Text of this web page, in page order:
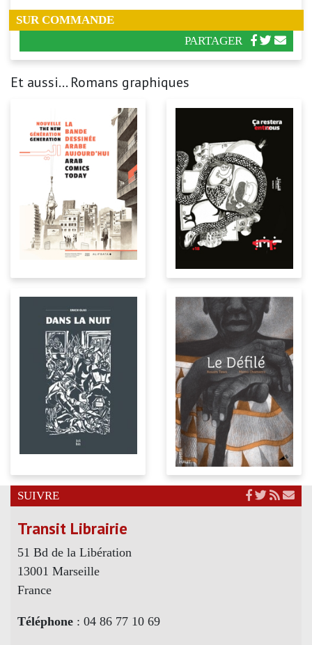
SUR COMMANDE
PARTAGER
Et aussi... Romans graphiques
SUIVRE
Transit Librairie
51 Bd de la Libération
13001 Marseille
France
Téléphone : 04 86 77 10 69